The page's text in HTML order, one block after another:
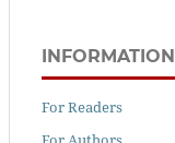
INFORMATION
For Readers